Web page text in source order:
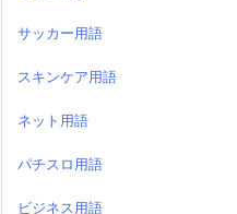
サッカー用語
スキンケア用語
ネット用語
パチスロ用語
ビジネス用語